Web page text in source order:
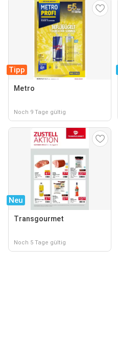
Tipp
Metro
Noch 9 Tage gültig
Neu
Transgourmet
Noch 5 Tage gültig